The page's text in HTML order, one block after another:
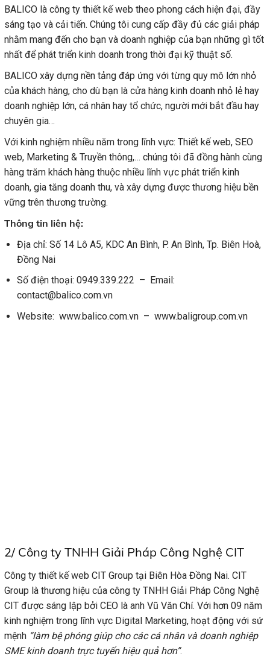
BALICO là công ty thiết kế web theo phong cách hiện đại, đầy
sáng tạo và cải tiến. Chúng tôi cung cấp đầy đủ các giải pháp
nhằm mang đến cho bạn và doanh nghiệp của bạn những gì tốt
nhất để phát triển kinh doanh trong thời đại kỹ thuật số.
BALICO xây dựng nền tảng đáp ứng với từng quy mô lớn nhỏ
của khách hàng, cho dù bạn là cửa hàng kinh doanh nhỏ lẻ hay
doanh nghiệp lớn, cá nhân hay tổ chức, người mới bắt đầu hay
chuyên gia…
Với kinh nghiệm nhiều năm trong lĩnh vực: Thiết kế web, SEO
web, Marketing & Truyền thông,… chúng tôi đã đồng hành cùng
hàng trăm khách hàng thuộc nhiều lĩnh vực phát triển kinh
doanh, gia tăng doanh thu, và xây dựng được thương hiệu bền
vững trên thương trường.
Thông tin liên hệ:
Địa chỉ: Số 14 Lô A5, KDC An Bình, P. An Bình, Tp. Biên Hoà,
Đồng Nai
Số điện thoại: 0949.339.222 – Email:
contact@balico.com.vn
Website: www.balico.com.vn – www.baligroup.com.vn
2/ Công ty TNHH Giải Pháp Công Nghệ CIT
Công ty thiết kế web CIT Group tại Biên Hòa Đồng Nai. CIT
Group là thương hiệu của công ty TNHH Giải Pháp Công Nghệ
CIT được sáng lập bởi CEO là anh Vũ Văn Chí. Với hơn 09 năm
kinh nghiệm trong lĩnh vực Digital Marketing, hoạt động với sứ
mệnh “làm bệ phóng giúp cho các cá nhân và doanh nghiệp
SME kinh doanh trực tuyến hiệu quả hơn”.